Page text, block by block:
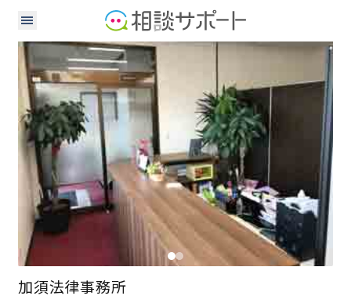
加須法律事務所